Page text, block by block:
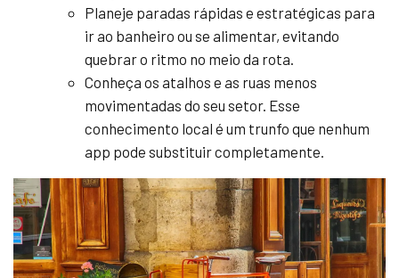
Planeje paradas rápidas e estratégicas para
ir ao banheiro ou se alimentar, evitando
quebrar o ritmo no meio da rota.
Conheça os atalhos e as ruas menos
movimentadas do seu setor. Esse
conhecimento local é um trunfo que nenhum
app pode substituir completamente.